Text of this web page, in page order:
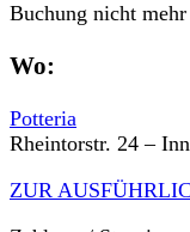
Buchung nicht
Wo:
Potteria
Rheintorstr. 24 –
ZUR